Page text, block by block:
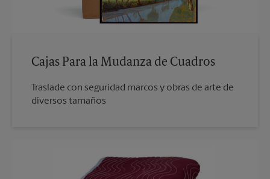
Cajas Para la Mudanza de Cuadros
Traslade con seguridad marcos y obras de arte de
diversos tamaños